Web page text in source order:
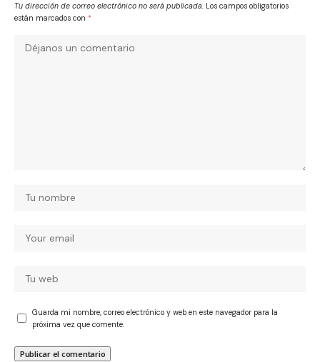
Tu dirección de correo electrónico no será publicada. Los campos obligatorios
están marcados con *
Guarda mi nombre, correo electrónico y web en este navegador para la
próxima vez que comente.